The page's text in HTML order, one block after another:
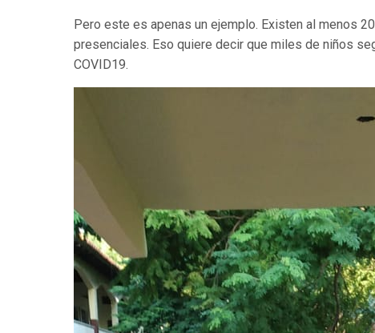
Pero este es apenas un ejemplo. Existen al menos
presenciales. Eso quiere decir que miles de niños
COVID19.